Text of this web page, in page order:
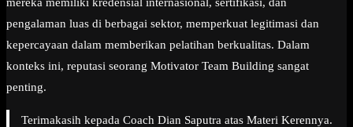
pengalaman luas di berbagai sektor, memperkuat legitimasi dan
kepercayaan dalam memberikan pelatihan berkualitas. Dalam
konteks ini, reputasi seorang Motivator Team Building sangat
penting.
Terimakasih kepada Coach Dian Saputra atas Materi Kerennya.